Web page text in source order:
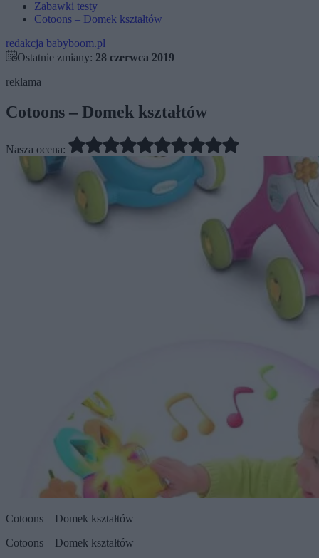
Zabawki testy
Cotoons – Domek kształtów
redakcja babyboom.pl
Ostatnie zmiany: 28 czerwca 2019
reklama
Cotoons – Domek kształtów
Nasza ocena:
Cotoons – Domek kształtów
Cotoons – Domek kształtów